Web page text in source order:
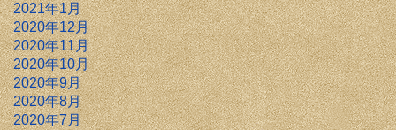
2021年1月
2020年12月
2020年11月
2020年10月
2020年9月
2020年8月
2020年7月